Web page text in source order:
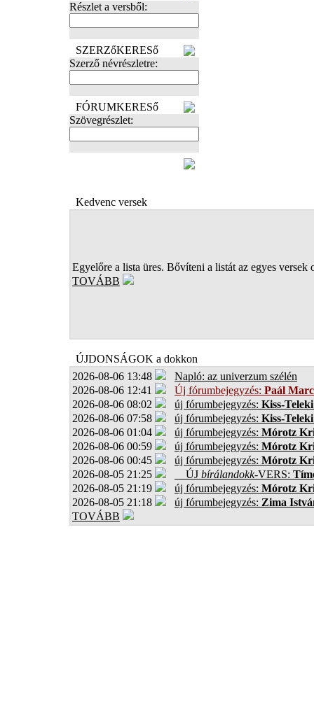
Részlet a versből:
SZERZőKERESő
Szerző névrészletre:
FÓRUMKERESő
Szövegrészlet:
Kedvenc versek
Egyelőre a lista üres. Bővíteni a listát az egyes versek
TOVÁBB
ÚJDONSÁGOK a dokkon
2026-08-06 13:48
Napló: az univerzum szélén
2026-08-06 12:41
Új fórumbejegyzés: Paál
2026-08-06 08:02
új fórumbejegyzés: Kiss-
2026-08-06 07:58
új fórumbejegyzés: Kiss-
2026-08-06 01:04
új fórumbejegyzés: Mórotz
2026-08-06 00:59
új fórumbejegyzés: Mórotz
2026-08-06 00:45
új fórumbejegyzés: Mórotz
2026-08-05 21:25
ÚJ bírálandokk-VERS:
2026-08-05 21:19
új fórumbejegyzés: Mórotz
2026-08-05 21:18
új fórumbejegyzés: Zima
TOVÁBB